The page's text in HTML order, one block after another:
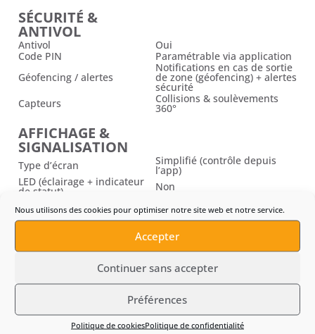
Nous utilisons des cookies pour optimiser notre site web et notre service.
Accepter
Continuer sans accepter
Préférences
Politique de cookiesPolitique de confidentialité
SÉCURITÉ &
ANTIVOL
Antivol
Oui
Code PIN
Paramétrable via application
Géofencing / alertes
Notifications en cas de sortie
de zone (géofencing) + alertes
sécurité
Capteurs
Collisions & soulèvements
360°
AFFICHAGE &
SIGNALISATION
Type d’écran Simplifié (contrôle depuis
l’app)
LED (éclairage + indicateur
de statut)
Non
CARACTÉRISTIQUES
SONORES
12,7 kg
Pression acoustique
50,7 dB(A) ± 2,5 dB(A)